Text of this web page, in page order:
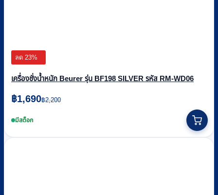
ลด 23%
เครื่องชั่งน้ำหนัก Beurer รุ่น BF198 SILVER รหัส RM-WD06
฿2,200
Original
price
was:
฿1,690
Current
price
is:มีสต็อก